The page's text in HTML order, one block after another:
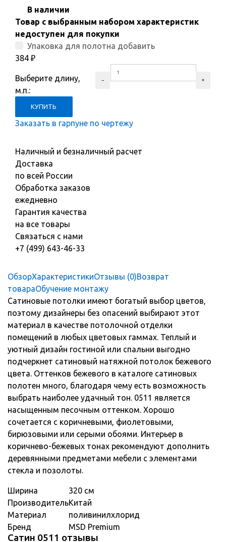
В наличии
Товар с выбранным набором характеристик
недоступен для покупки
Упаковка для полотна добавить
384 ₽
Выберите длину,
м.п.:
Заказать в гарпуне по чертежу
Наличный и безналичный расчет
Доставка
по всей России
Обработка заказов
ежедневно
Гарантия качества
на все товары
Связаться с нами
+7 (499) 643-46-33
ОбзорХарактеристикиОтзывы (0)Возврат
товараОбучение монтажу
Сатиновые потолки имеют богатый выбор цветов,
поэтому дизайнеры без опасений выбирают этот
материал в качестве потолочной отделки
помещений в любых цветовых гаммах. Теплый и
уютный дизайн гостиной или спальни выгодно
подчеркнет сатиновый натяжной потолок бежевого
цвета. Оттенков бежевого в каталоге сатиновых
полотен много, благодаря чему есть возможность
выбрать наиболее удачный тон. 0511 является
насыщенным песочным оттенком. Хорошо
сочетается с коричневыми, фиолетовыми,
бирюзовыми или серыми обоями. Интерьер в
коричнево-бежевых тонах рекомендуют дополнить
деревянными предметами мебели с элементами
стекла и позолоты.
Ширина
320 см
ПроизводительКитай
Материал
поливинилхлорид
Бренд
MSD Premium
Сатин 0511 отзывы